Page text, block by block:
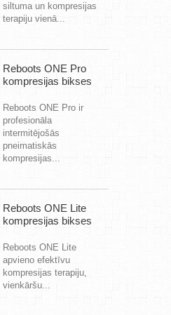
siltuma un kompresijas
terapiju vienā...
Reboots ONE Pro
kompresijas bikses
Reboots ONE Pro ir
profesionāla
intermitējošās
pneimatiskās
kompresijas...
Reboots ONE Lite
kompresijas bikses
Reboots ONE Lite
apvieno efektīvu
kompresijas terapiju,
vienkāršu...